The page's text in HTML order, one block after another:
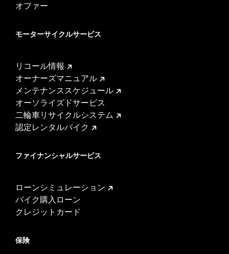
オファー
モーターサイクルサービス
リコール情報
オーナーズマニュアル
メンテナンススケジュール
オーソライズドサービス
二輪車リサイクルシステム
認定レンタルバイク
ファイナンシャルサービス
ローンシミュレーション
バイク購入ローン
クレジットカード
保険